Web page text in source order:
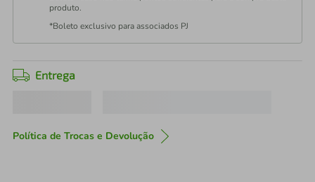
produto.
*Boleto exclusivo para associados PJ
Entrega
Política de Trocas e Devolução